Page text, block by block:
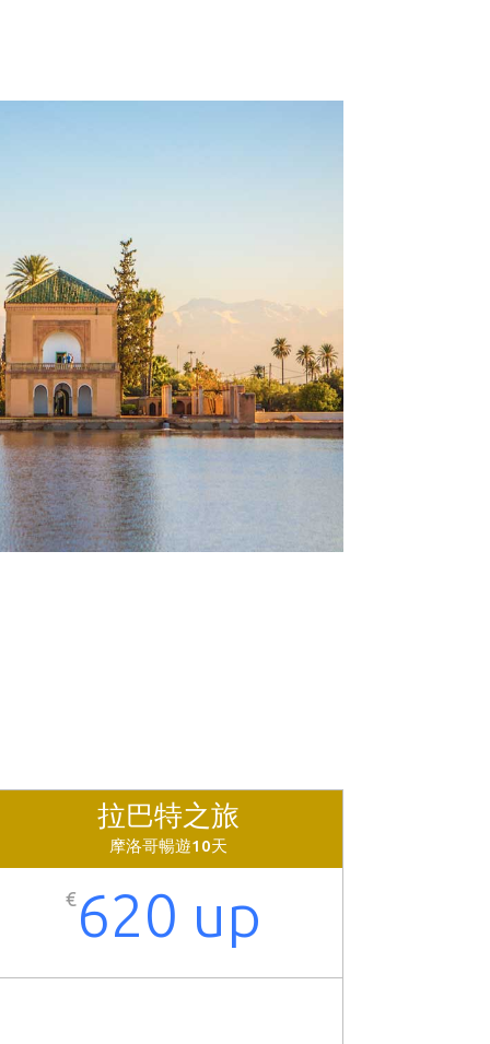
拉巴特之旅
摩洛哥暢遊10天
€620 up